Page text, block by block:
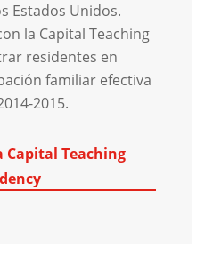
Estados Unidos.
la Capital Teaching
residentes en
familiar efectiva
2015.
Capital Teaching